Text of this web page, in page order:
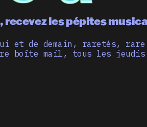
recevez les pépites
et de demain, raretés,
boîte mail, tous les jeudis